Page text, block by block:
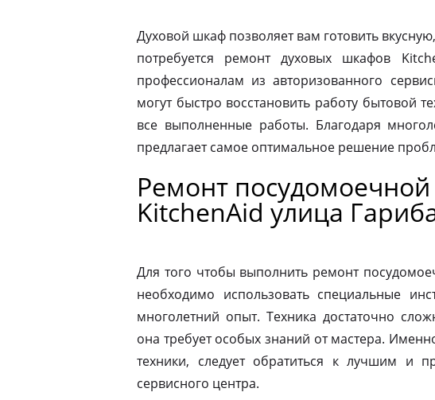
Духовой шкаф позволяет вам готовить
потребуется ремонт духовых шкафов
профессионалам из авторизованного
могут быстро восстановить работу бытовой
все выполненные работы. Благодаря
предлагает самое оптимальное решение
Ремонт
KitchenAid улица
Для того чтобы выполнить ремонт
необходимо использовать специальные
многолетний опыт. Техника достаточно
она требует особых знаний от мастера.
техники, следует обратиться к лучшим и
сервисного центра.